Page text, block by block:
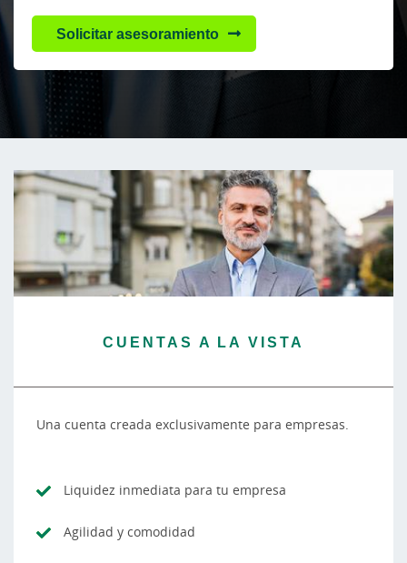
Solicitar asesoramiento
CUENTAS A LA VISTA
Una cuenta creada exclusivamente para empresas.
Liquidez inmediata para tu empresa
Agilidad y comodidad